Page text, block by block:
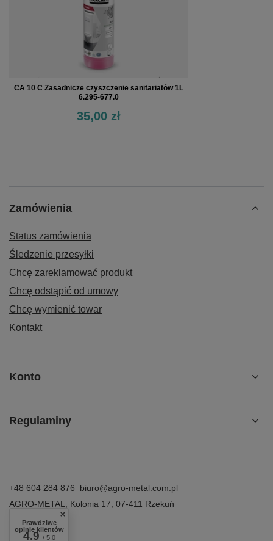
CA 10 C Zasadnicze czyszczenie sanitariatów 1L
6.295-677.0
35,00 zł
Zamówienia
Status zamówienia
Śledzenie przesyłki
Chcę zareklamować produkt
Chcę odstąpić od umowy
Chcę wymienić towar
Kontakt
Konto
Regulaminy
+48 604 284 876
biuro@agro-metal.com.pl
AGRO-METAL
Kolonia 17 07-411 Rzekuń
Prawdziwe
opinie klientów
4.9/ 5.0